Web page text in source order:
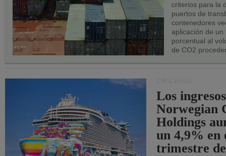
criterios para la
puertos de
contenedores
aplicación de
porcentual al
de CO2
Los
Norwegian
Holdings
un 4,9% en
trimestre